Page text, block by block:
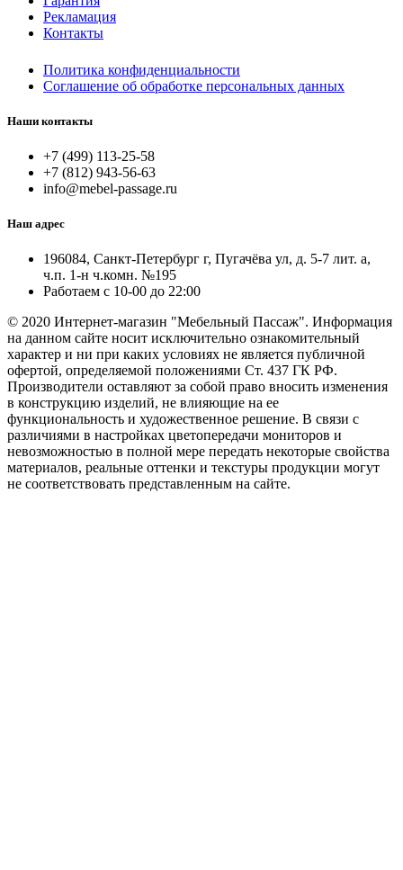
Рекламация
Контакты
Политика конфиденциальности
Соглашение об обработке персональных данных
Наши контакты
+7 (499) 113-25-58
+7 (812) 943-56-63
info@mebel-passage.ru
Наш адрес
196084, Санкт-Петербург г, Пугачёва ул, д. 5-7 лит. а,
ч.п. 1-н ч.комн. №195
Работаем с 10-00 до 22:00
© 2020 Интернет-магазин "Мебельный Пассаж". Информация
на данном сайте носит исключительно ознакомительный
характер и ни при каких условиях не является публичной
офертой, определяемой положениями Ст. 437 ГК РФ.
Производители оставляют за собой право вносить изменения
в конструкцию изделий, не влияющие на ее
функциональность и художественное решение. В связи с
различиями в настройках цветопередачи мониторов и
невозможностью в полной мере передать некоторые свойства
материалов, реальные оттенки и текстуры продукции могут
не соответствовать представленным на сайте.